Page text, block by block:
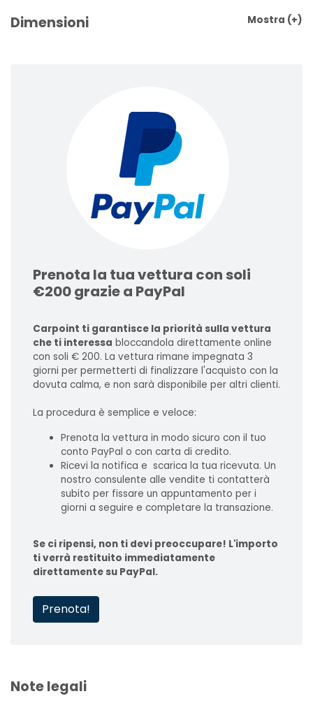
Dimensioni Mostra (+)
Prenota la tua vettura con soli
€200 grazie a PayPal
Carpoint ti garantisce la priorità sulla vettura
che ti interessa bloccandola direttamente online
con soli € 200. La vettura rimane impegnata 3
giorni per permetterti di finalizzare l'acquisto con la
dovuta calma, e non sarà disponibile per altri clienti.
La procedura è semplice e veloce:
Prenota la vettura in modo sicuro con il tuo
conto PayPal o con carta di credito.
Ricevi la notifica e scarica la tua ricevuta. Un
nostro consulente alle vendite ti contatterà
subito per fissare un appuntamento per i
giorni a seguire e completare la transazione.
Se ci ripensi, non ti devi preoccupare! L'importo
ti verrà restituito immediatamente
direttamente su PayPal.
Prenota!
Note legali